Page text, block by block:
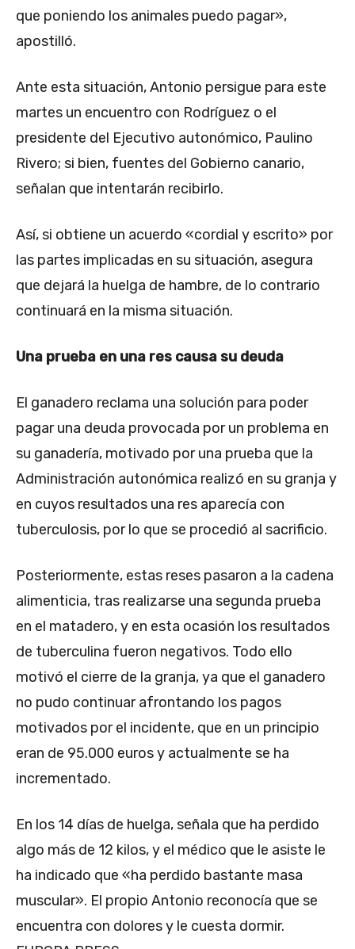
que poniendo los animales puedo pagar»,
apostilló.
Ante esta situación, Antonio persigue para este
martes un encuentro con Rodríguez o el
presidente del Ejecutivo autonómico, Paulino
Rivero; si bien, fuentes del Gobierno canario,
señalan que intentarán recibirlo.
Así, si obtiene un acuerdo «cordial y escrito» por
las partes implicadas en su situación, asegura
que dejará la huelga de hambre, de lo contrario
continuará en la misma situación.
Una prueba en una res causa su deuda
El ganadero reclama una solución para poder
pagar una deuda provocada por un problema en
su ganadería, motivado por una prueba que la
Administración autonómica realizó en su granja y
en cuyos resultados una res aparecía con
tuberculosis, por lo que se procedió al sacrificio.
Posteriormente, estas reses pasaron a la cadena
alimenticia, tras realizarse una segunda prueba
en el matadero, y en esta ocasión los resultados
de tuberculina fueron negativos. Todo ello
motivó el cierre de la granja, ya que el ganadero
no pudo continuar afrontando los pagos
motivados por el incidente, que en un principio
eran de 95.000 euros y actualmente se ha
incrementado.
En los 14 días de huelga, señala que ha perdido
algo más de 12 kilos, y el médico que le asiste le
ha indicado que «ha perdido bastante masa
muscular». El propio Antonio reconocía que se
encuentra con dolores y le cuesta dormir.